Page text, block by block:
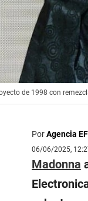
de 1998 con
PorAgencia
06/06/2025,
Madonna